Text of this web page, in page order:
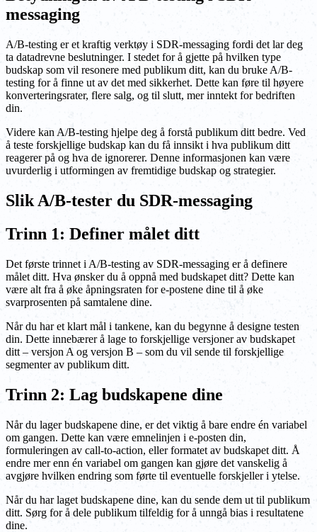
messaging
A/B-testing er et kraftig verktøy i SDR-messaging fordi det lar deg
ta datadrevne beslutninger. I stedet for å gjette på hvilken type
budskap som vil resonere med publikum ditt, kan du bruke A/B-
testing for å finne ut av det med sikkerhet. Dette kan føre til høyere
konverteringsrater, flere salg, og til slutt, mer inntekt for bedriften
din.
Videre kan A/B-testing hjelpe deg å forstå publikum ditt bedre. Ved
å teste forskjellige budskap kan du få innsikt i hva publikum ditt
reagerer på og hva de ignorerer. Denne informasjonen kan være
uvurderlig i utformingen av fremtidige budskap og strategier.
Slik A/B-tester du SDR-messaging
Trinn 1: Definer målet ditt
Det første trinnet i A/B-testing av SDR-messaging er å definere
målet ditt. Hva ønsker du å oppnå med budskapet ditt? Dette kan
være alt fra å øke åpningsraten for e-postene dine til å øke
svarprosenten på samtalene dine.
Når du har et klart mål i tankene, kan du begynne å designe testen
din. Dette innebærer å lage to forskjellige versjoner av budskapet
ditt – versjon A og versjon B – som du vil sende til forskjellige
segmenter av publikum ditt.
Trinn 2: Lag budskapene dine
Når du lager budskapene dine, er det viktig å bare endre én variabel
om gangen. Dette kan være emnelinjen i e-posten din,
formuleringen av call-to-action, eller formatet av budskapet ditt. Å
endre mer enn én variabel om gangen kan gjøre det vanskelig å
avgjøre hvilken endring som førte til eventuelle forskjeller i ytelse.
Når du har laget budskapene dine, kan du sende dem ut til publikum
ditt. Sørg for å dele publikum tilfeldig for å unngå bias i resultatene
dine.